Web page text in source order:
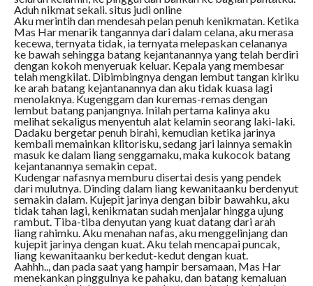
Aduh nikmat sekali. situs judi online
Aku merintih dan mendesah pelan penuh kenikmatan. Ketika
Mas Har menarik tangannya dari dalam celana, aku merasa
kecewa, ternyata tidak, ia ternyata melepaskan celananya
ke bawah sehingga batang kejantanannya yang telah berdiri
dengan kokoh menyeruak keluar. Kepala yang membesar
telah mengkilat. Dibimbingnya dengan lembut tangan kiriku
ke arah batang kejantanannya dan aku tidak kuasa lagi
menolaknya. Kugenggam dan kuremas-remas dengan
lembut batang panjangnya. Inilah pertama kalinya aku
melihat sekaligus menyentuh alat kelamin seorang laki-laki.
Dadaku bergetar penuh birahi, kemudian ketika jarinya
kembali memainkan klitorisku, sedang jari lainnya semakin
masuk ke dalam liang senggamaku, maka kukocok batang
kejantanannya semakin cepat.
Kudengar nafasnya memburu disertai desis yang pendek
dari mulutnya. Dinding dalam liang kewanitaanku berdenyut
semakin dalam. Kujepit jarinya dengan bibir bawahku, aku
tidak tahan lagi, kenikmatan sudah menjalar hingga ujung
rambut. Tiba-tiba denyutan yang kuat datang dari arah
liang rahimku. Aku menahan nafas, aku menggelinjang dan
kujepit jarinya dengan kuat. Aku telah mencapai puncak,
liang kewanitaanku berkedut-kedut dengan kuat.
Aahhh.., dan pada saat yang hampir bersamaan, Mas Har
menekankan pinggulnya ke pahaku, dan batang kemaluan